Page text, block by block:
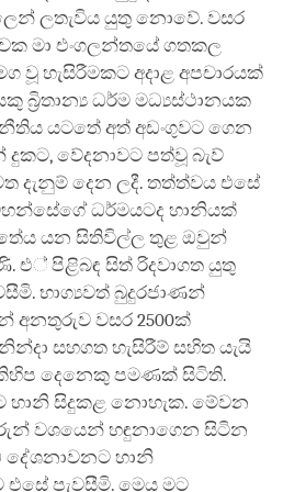
ලතැවිය යුතු නොවේ. වසර
මා එංගලන්තයේ ගතකල
වූ හැසිරීමකට අදාළ අපචාරයක්
බ්‍රිතාන්‍ය ධර්ම මධ්‍යස්ථානයක
යටතේ අත් අඩංගුවට ගෙන
වේදනාවට පත්වූ බැව්
දැනුම් දෙන ලදී. තත්ත්වය එසේ
ධර්මයටද හානියක්
යන සිතිවිල්ල තුළ ඔවුන්
එ් පිළිබඳ සිත් රිදවාගත යුතු
භාග්‍යවත් බුදුරජාණන්
අනතුරුව වසර 2500ක්
සහගත හැසිරීම් සහිත යැයි
දෙනෙකු පමණක් සිටිති.
හානි සිදුකළ නොහැක. මේවන
වශයෙන් හඳුනාගෙන සිටින
හානි
පැවසීමි. මෙය මට